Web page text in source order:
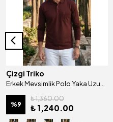
Çizgi Triko
Erkek Mevsimlik Polo Yaka Uzun Kollu Cepli Pamuklu Penye Sweat Klasik Kalıp - 5306
%9
₺ 1,360.00
₺ 1,240.00